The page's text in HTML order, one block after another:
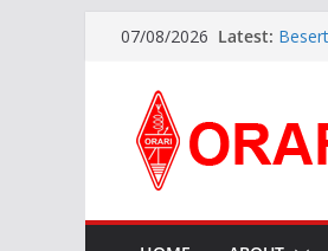
07/08/2026 Latest: